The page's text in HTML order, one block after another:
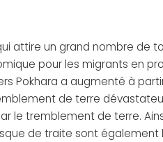
attire un grand nombre de
pour les migrants en
Pokhara a augmenté à
de terre
le tremblement de terre.
de traite sont